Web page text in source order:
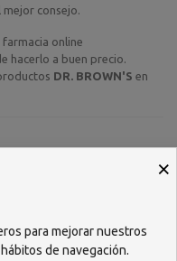
consejo.
farmacia online
hacerlo a buen precio.
DR. BROWN'S en
×
para mejorar nuestros
de navegación.